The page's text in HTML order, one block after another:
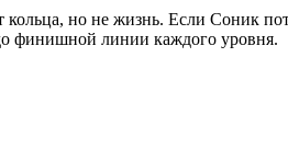
но не жизнь. Если Соник
финишной линии каждого уровня.